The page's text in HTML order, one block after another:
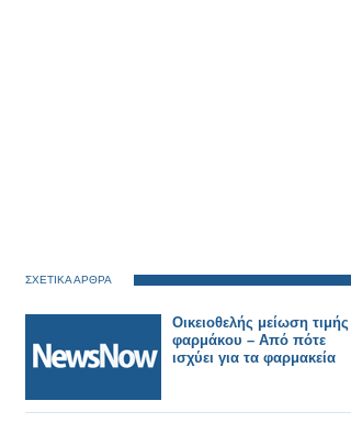
ΣΧΕΤΙΚΑ ΑΡΘΡΑ
Οικειοθελής μείωση τιμής
φαρμάκου – Από πότε
ισχύει για τα φαρμακεία